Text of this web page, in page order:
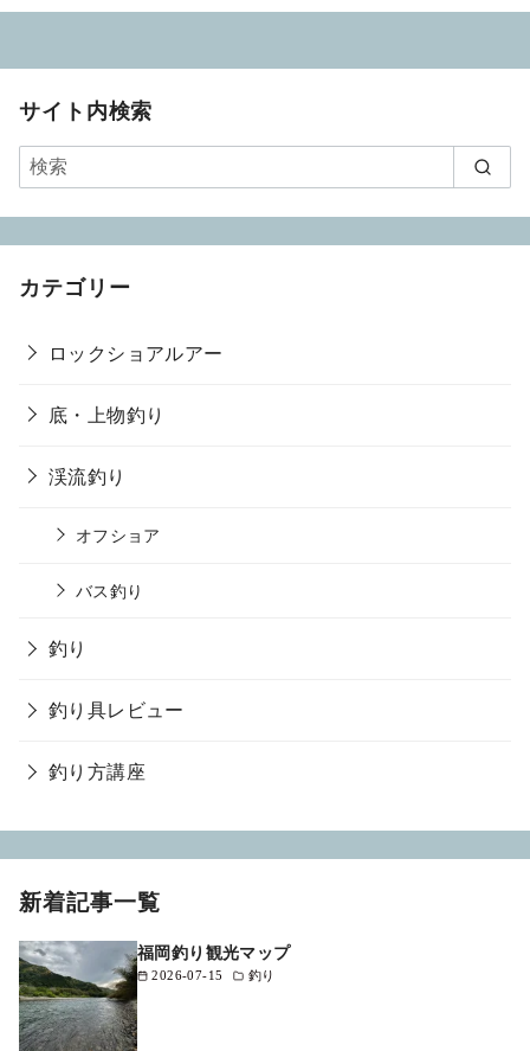
サイト内検索
カテゴリー
ロックショアルアー
底・上物釣り
渓流釣り
オフショア
バス釣り
釣り
釣り具レビュー
釣り方講座
新着記事一覧
2026-07-15 釣り
福岡釣り観光マップ